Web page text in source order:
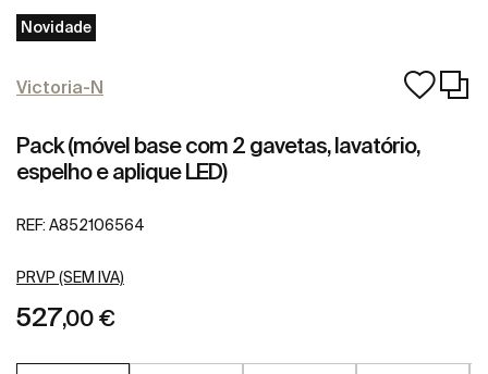
Novidade
Victoria-N
Pack (móvel base com 2 gavetas, lavatório,
espelho e aplique LED)
REF: A852106564
PRVP (SEM IVA)
527,00 €